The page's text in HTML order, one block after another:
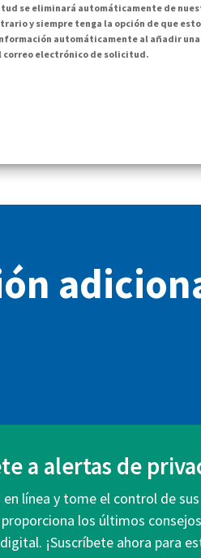
se eliminará automáticamente de
y siempre tenga la opción de que
automáticamente al añadir
correo electrónico de solicitud.
a alertas de
línea y tome el control de
los últimos
¡Suscríbete ahora para